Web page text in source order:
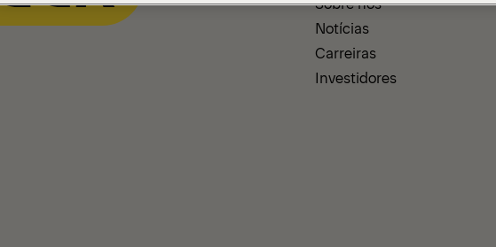
Notícias
Carreiras
Investidores